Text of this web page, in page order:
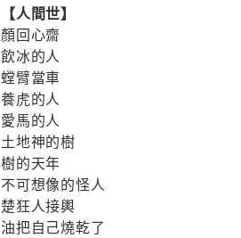
【人間世】
顏回心齋
飲冰的人
螳臂當車
養虎的人
愛馬的人
土地神的樹
樹的天年
不可想像的怪人
楚狂人接輿
油把自己燒乾了